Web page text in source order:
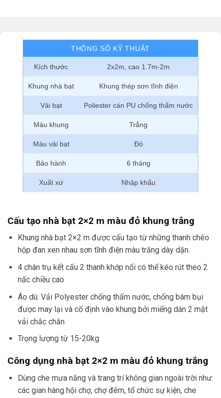
THÔNG SỐ KỸ THUẬT
Kích thước 2x2m, cao 1.7m-2m
Khung nhà bạt Khung thép sơn tĩnh điện
Vải bạt Poliester cán PU chống thấm nước
Màu khung Trắng
Màu vải bạt Đỏ
Bảo hành 6 tháng
Xuất xứ Nhập khẩu
Cấu tạo nhà bạt 2×2 m màu đỏ khung trắng
Khung nhà bạt 2×2 m được cấu tạo từ những thanh chéo
hộp đan xen nhau sơn tĩnh điện màu trắng dày dặn.
4 chân trụ kết cấu 2 thanh khớp nối có thể kéo rút theo 2
nấc chiều cao
Áo dù: Vải Polyester chống thấm nước, chống bám bụi
được may lại và cố định vào khung bởi miếng dán 2 mặt
vải chắc chắn
Trọng lượng từ 15-20kg
Công dụng nhà bạt 2×2 m màu đỏ khung trắng
Dùng che mưa nắng và trang trí không gian ngoài trời như:
các gian hàng hội chợ, chợ đêm, tổ chức sự kiện, che